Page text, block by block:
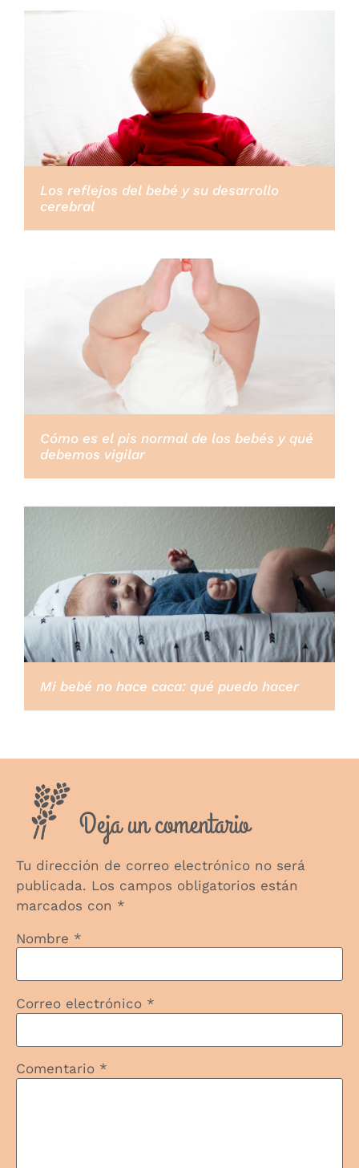
Los reflejos del bebé y su desarrollo
cerebral
Cómo es el pis normal de los bebés y qué
debemos vigilar
Mi bebé no hace caca: qué puedo hacer
Deja un comentario
Tu dirección de correo electrónico no será
publicada. Los campos obligatorios están
marcados con *
Nombre *
Correo electrónico *
Comentario *